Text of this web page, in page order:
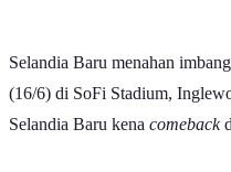
Selandia Baru menahan
(16/6) di SoFi Stadium,
Selandia Baru kena comeback